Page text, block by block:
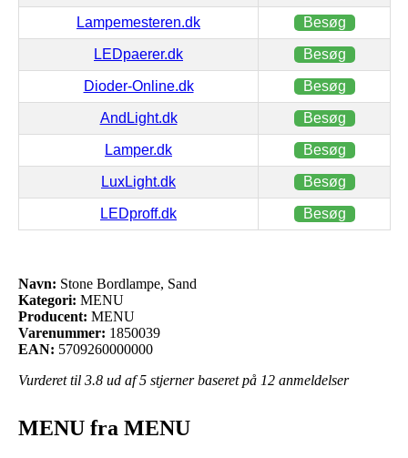
Lampemesteren.dk Besøg
LEDpaerer.dk Besøg
Dioder-Online.dk Besøg
AndLight.dk Besøg
Lamper.dk Besøg
LuxLight.dk Besøg
LEDproff.dk Besøg
Navn: Stone Bordlampe, Sand
Kategori: MENU
Producent: MENU
Varenummer: 1850039
EAN: 5709260000000
Vurderet til 3.8 ud af 5 stjerner baseret på 12 anmeldelser
MENU fra MENU